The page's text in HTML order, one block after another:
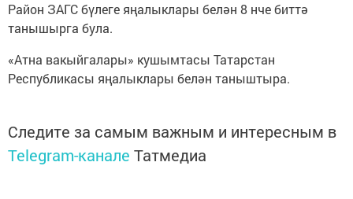
Район ЗАГС бүлеге яңалыклары белән 8 нче биттә
танышырга була.
«Атна вакыйгалары» кушымтасы Татарстан
Республикасы яңалыклары белән таныштыра.
Следите за самым важным и интересным в
Telegram-канале Татмедиа